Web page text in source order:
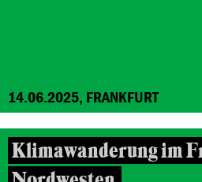
14.06.2025, FRANKFURT
Klimawanderung im